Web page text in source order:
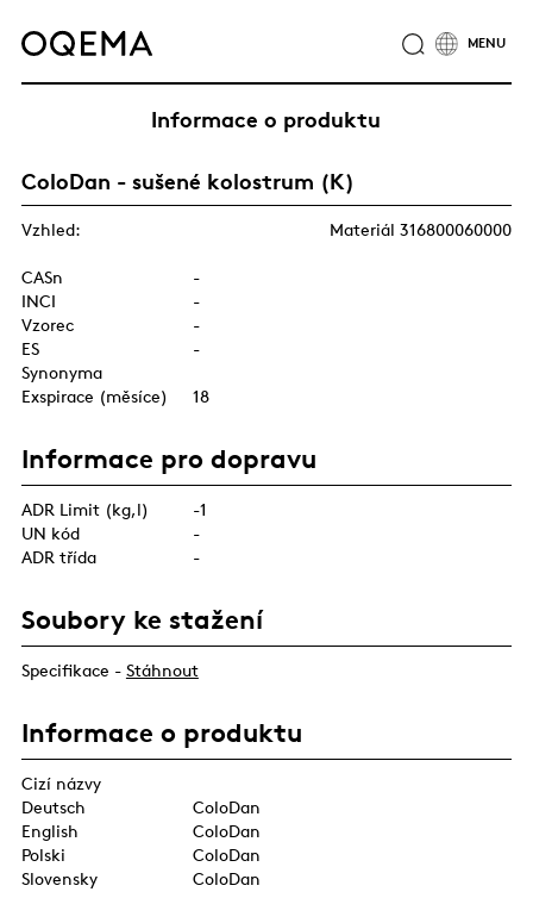
O NÁS
SLUŽBY
KATALOG PRODUKTŮ
NOVINKY
KONTAKTY
SKUPINA OQEMA
Informace o produktu
ColoDan - sušené kolostrum (K)
Vzhled: Materiál 316800060000
CASn
-
INCI
-
Vzorec
-
ES
-
Synonyma
Exspirace (měsíce)
18
Informace pro dopravu
ADR Limit (kg,l)
-1
UN kód
-
ADR třída
-
Soubory ke stažení
Specifikace - Stáhnout
Informace o produktu
Cizí názvy
Deutsch
ColoDan
English
ColoDan
Polski
ColoDan
Slovensky
ColoDan